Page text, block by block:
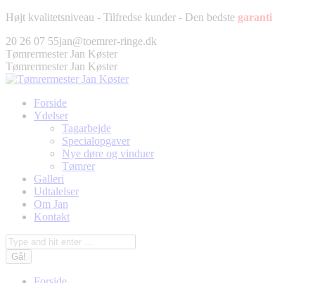
Fortsæt
indhold
Højt kvalitetsniveau - Tilfredse kunder - Den bedste garanti
Facebook
page
opens
in
window
Twitter
page
opens
in
window
Pinterest
page
opens
in
window
Instagram
page
opens
in
window
20 26 07 55jan@toemrer-ringe.dk
Tømrermester Jan Køster
Tømrermester Jan Køster
Forside
Ydelser
Tagarbejde
Specialopgaver
Nye døre og vinduer
Tømrer
Galleri
Udtalelser
Om Jan
Kontakt
Søg: